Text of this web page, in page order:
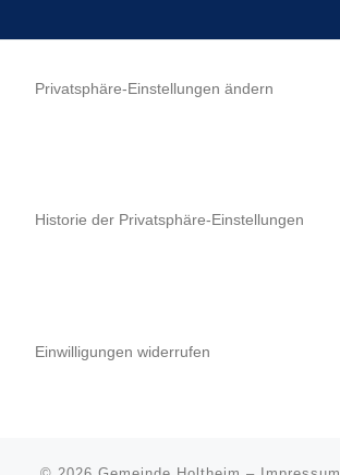
Privatsphäre-Einstellungen ändern
Historie der Privatsphäre-Einstellungen
Einwilligungen widerrufen